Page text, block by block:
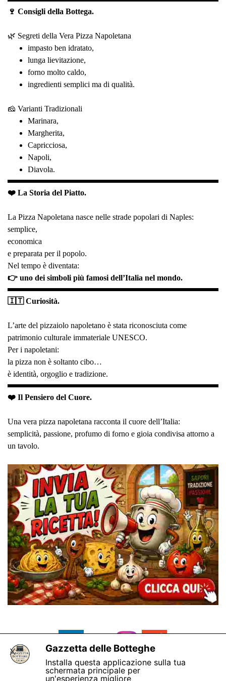
🍷 Consigli della Bottega.
🌿 Segreti della Vera Pizza Napoletana
impasto ben idratato,
lunga lievitazione,
forno molto caldo,
ingredienti semplici ma di qualità.
🧀 Varianti Tradizionali
Marinara,
Margherita,
Capricciosa,
Napoli,
Diavola.
❤️ La Storia del Piatto.
La Pizza Napoletana nasce nelle strade popolari di Naples:
semplice,
economica
e preparata per il popolo.
Nel tempo è diventata:
👉 uno dei simboli più famosi dell’Italia nel mondo.
🇮🇹 Curiosità.
L’arte del pizzaiolo napoletano è stata riconosciuta come
patrimonio culturale immateriale UNESCO.
Per i napoletani:
la pizza non è soltanto cibo…
è identità, orgoglio e tradizione.
❤️ Il Pensiero del Cuore.
Una vera pizza napoletana racconta il cuore dell’Italia:
semplicità, passione, profumo di forno e gioia condivisa attorno a
un tavolo.
Gazzetta delle Botteghe
Installa questa applicazione sulla tua
schermata principale per
un'esperienza migliore
X